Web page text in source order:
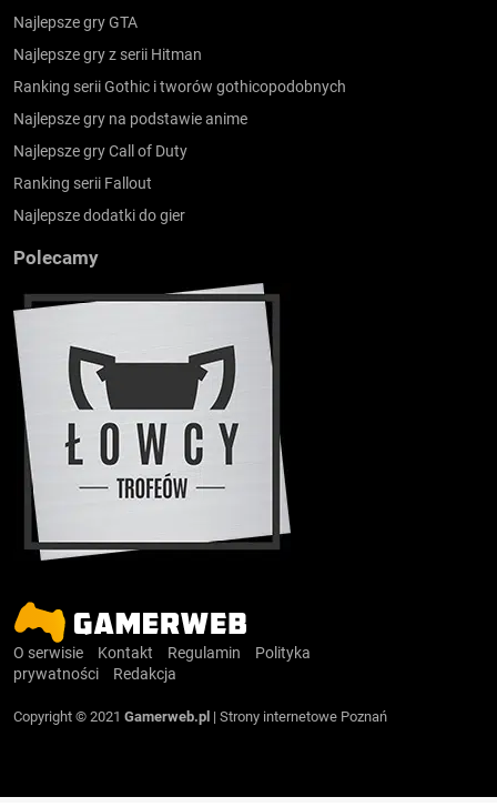
Najlepsze gry GTA
Najlepsze gry z serii Hitman
Ranking serii Gothic i tworów gothicopodobnych
Najlepsze gry na podstawie anime
Najlepsze gry Call of Duty
Ranking serii Fallout
Najlepsze dodatki do gier
Polecamy
O serwisie Kontakt Regulamin
Polityka
prywatności
Redakcja
Copyright © 2021 Gamerweb.pl | Strony internetowe Poznań